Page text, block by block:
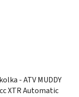
- ATV MUDDY
XTR Automatic